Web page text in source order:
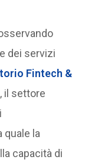
dei servizi
Fintech &
, il settore
quale la
capacità di